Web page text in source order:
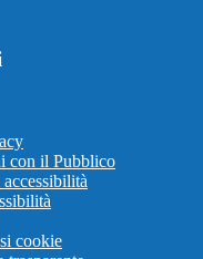
con il Pubblico
cookie